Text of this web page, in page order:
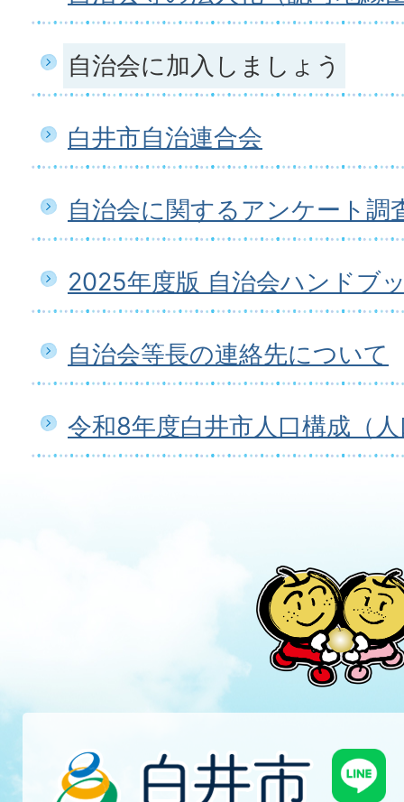
自治会に加入しましょう
白井市自治連合会
自治会に関するアンケート調
2025年度版 自治会ハンドブ
自治会等長の連絡先について
令和8年度白井市人口構成（